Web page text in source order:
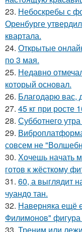
23. Небоскребы с
Оренбурге
квартала.
24. Открытые
по 3 мая.
25. Недавно
который основал.
26. Благодарю вас,
27. 45 кг при росте
28. Субботнего утра
29.
совсем не
30. Хочешь начать
готов к жёсткому
31. 60, а выглядит
чуандо тан.
32. Наверняка ещё
Филимонов" фигура